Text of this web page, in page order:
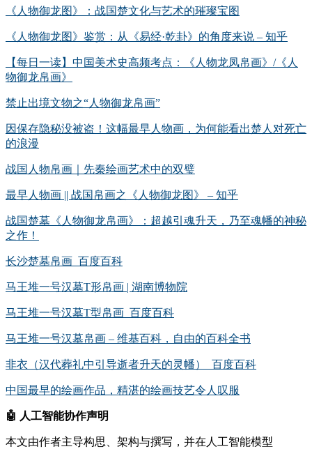
《人物御龙图》：战国楚文化与艺术的璀璨宝图
《人物御龙图》鉴赏：从《易经·乾卦》的角度来说 – 知乎
【每日一读】中国美术史高频考点：《人物龙凤帛画》/《人
物御龙帛画》
禁止出境文物之“人物御龙帛画”
因保存隐秘没被盗！这幅最早人物画，为何能看出楚人对死亡
的浪漫
战国人物帛画｜先秦绘画艺术中的双璧
最早人物画 || 战国帛画之《人物御龙图》 – 知乎
战国楚墓《人物御龙帛画》：超越引魂升天，乃至魂幡的神秘
之作！
长沙楚墓帛画_百度百科
马王堆一号汉墓T形帛画 | 湖南博物院
马王堆一号汉墓T型帛画_百度百科
马王堆一号汉墓帛画 – 维基百科，自由的百科全书
非衣（汉代葬礼中引导逝者升天的灵幡）_百度百科
中国最早的绘画作品，精湛的绘画技艺令人叹服
🤖 人工智能协作声明
本文由作者主导构思、架构与撰写，并在人工智能模型